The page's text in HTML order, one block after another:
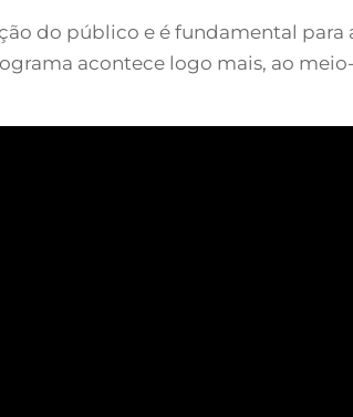
do público e é fundamental
acontece logo mais, ao